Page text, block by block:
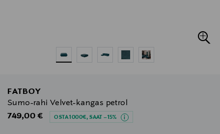
FATBOY
Sumo-rahi Velvet-kangas petrol
Original Price
749,00 € OSTA 1000€, SAAT –15%